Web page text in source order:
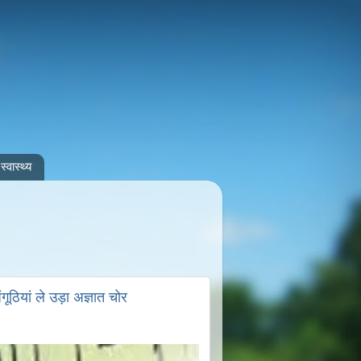
स्वास्थ्य
ले उड़ा अज्ञात चोर